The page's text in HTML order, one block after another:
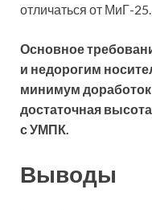
отличаться от МиГ-25.
Основное
и недорогим
минимум
достаточная
с УМПК.
Выводы